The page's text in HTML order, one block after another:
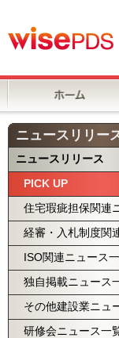
ニュースリリー
ニュースリリース
PICK UP
住宅瑕疵担保関連
経審・入札制度関
ISO関連ニュース
独自掲載ニュース
その他建設業ニュ
研修会ニュース一